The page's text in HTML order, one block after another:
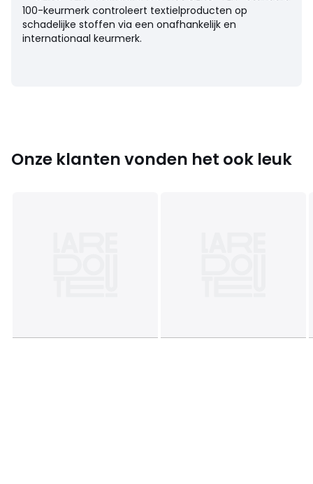
Productfiche met betrekking tot milieukwaliteiten en -
cm
100-keurmerk controleert textielproducten op
schadelijke stoffen via een onafhankelijk en
internationaal keurmerk.
Onze klanten vonden het ook leuk